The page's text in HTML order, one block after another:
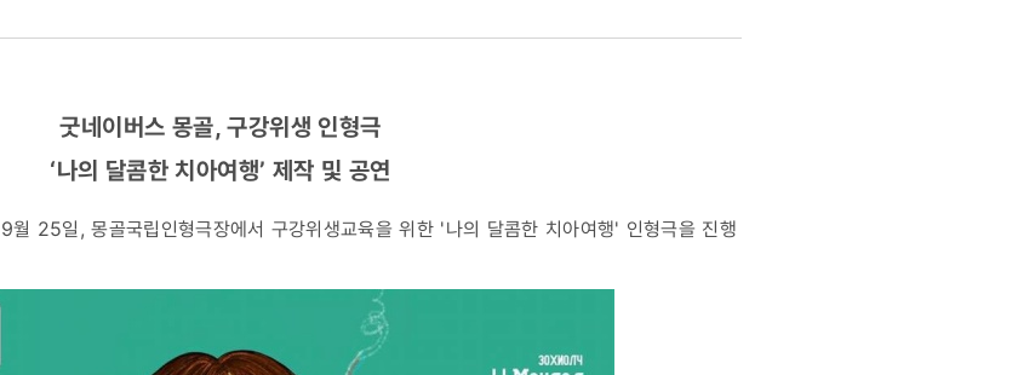
굿네이버스 몽골, 구강위생 인형극
‘나의 달콤한 치아여행’ 제작 및 공연
25일, 몽골국립인형극장에서 구강위생교육을 위한 '나의 달콤한 치아여행' 인형극을 진행